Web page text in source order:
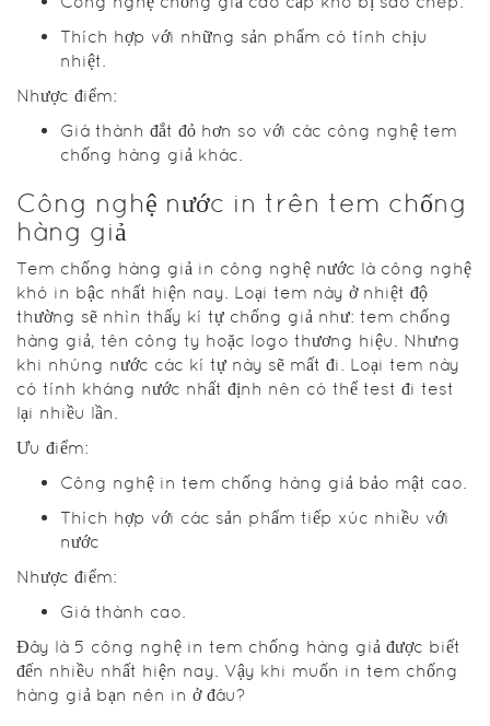
Thích hợp với những sản phẩm có tính chịu
nhiệt.
Nhược điểm:
Giá thành đắt đỏ hơn so với các công nghệ tem
chống hàng giả khác.
Công nghệ nước in trên tem chống
hàng giả
Tem chống hàng giả in công nghệ nước là công nghệ
khó in bậc nhất hiện nay. Loại tem này ở nhiệt độ
thường sẽ nhìn thấy kí tự chống giả như: tem chống
hàng giả, tên công ty hoặc logo thương hiệu. Nhưng
khi nhúng nước các kí tự này sẽ mất đi. Loại tem này
có tính kháng nước nhất định nên có thể test đi test
lại nhiều lần.
Ưu điểm:
Công nghệ in tem chống hàng giả bảo mật cao.
Thích hợp với các sản phẩm tiếp xúc nhiều với
nước
Nhược điểm:
Giá thành cao.
Đây là 5 công nghệ in tem chống hàng giả được biết
đến nhiều nhất hiện nay. Vậy khi muốn in tem chống
hàng giả bạn nên in ở đâu?